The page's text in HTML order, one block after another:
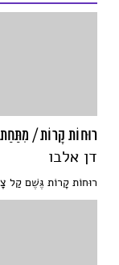
רוּחוֹת קָרוֹת /
דן אלבו
רוּחוֹת קָרוֹת גֶּשֶׁם קַל